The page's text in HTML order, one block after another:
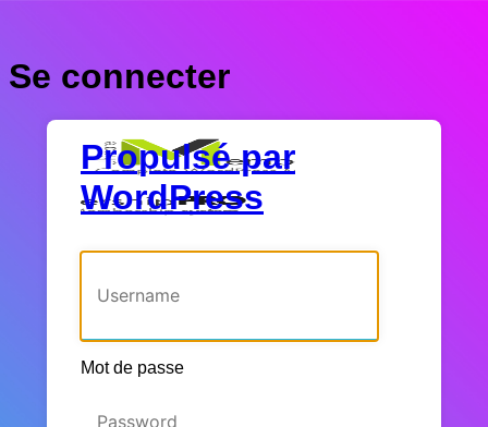
Se connecter
Propulsé par
WordPress
Mot de passe